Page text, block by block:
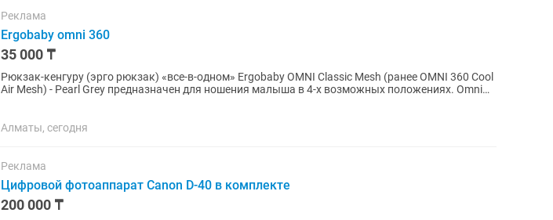
Реклама
Ergobaby omni 360
35 000 ₸
Рюкзак-кенгуру (эрго рюкзак) «все-в-одном» Ergobaby OMNI Classic Mesh (ранее OMNI 360 Cool
Air Mesh) - Pearl Grey предназначен для ношения малыша в 4-х возможных положениях. Omni
Алматы, сегодня
Реклама
Цифровой фотоаппарат Canon D-40 в комплекте
200 000 ₸